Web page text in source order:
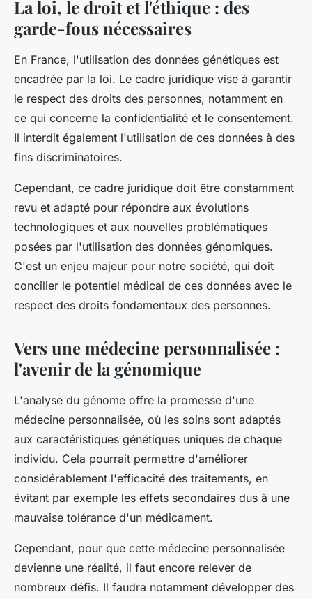
La loi, le droit et l'éthique : des
garde-fous nécessaires
En France, l'utilisation des données génétiques est
encadrée par la loi. Le cadre juridique vise à garantir
le respect des droits des personnes, notamment en
ce qui concerne la confidentialité et le consentement.
Il interdit également l'utilisation de ces données à des
fins discriminatoires.
Cependant, ce cadre juridique doit être constamment
revu et adapté pour répondre aux évolutions
technologiques et aux nouvelles problématiques
posées par l'utilisation des données génomiques.
C'est un enjeu majeur pour notre société, qui doit
concilier le potentiel médical de ces données avec le
respect des droits fondamentaux des personnes.
Vers une médecine personnalisée :
l'avenir de la génomique
L'analyse du génome offre la promesse d'une
médecine personnalisée, où les soins sont adaptés
aux caractéristiques génétiques uniques de chaque
individu. Cela pourrait permettre d'améliorer
considérablement l'efficacité des traitements, en
évitant par exemple les effets secondaires dus à une
mauvaise tolérance d'un médicament.
Cependant, pour que cette médecine personnalisée
devienne une réalité, il faut encore relever de
nombreux défis. Il faudra notamment développer des